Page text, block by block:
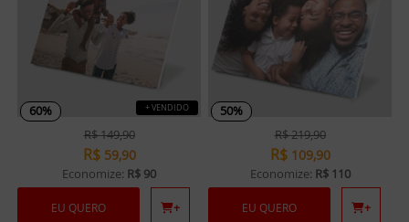
60% + VENDIDO
R$149,90
R$ 59,90
Economize: R$ 90
EU QUERO +
50%
R$219,90
R$ 109,90
Economize: R$ 110
EU QUERO +